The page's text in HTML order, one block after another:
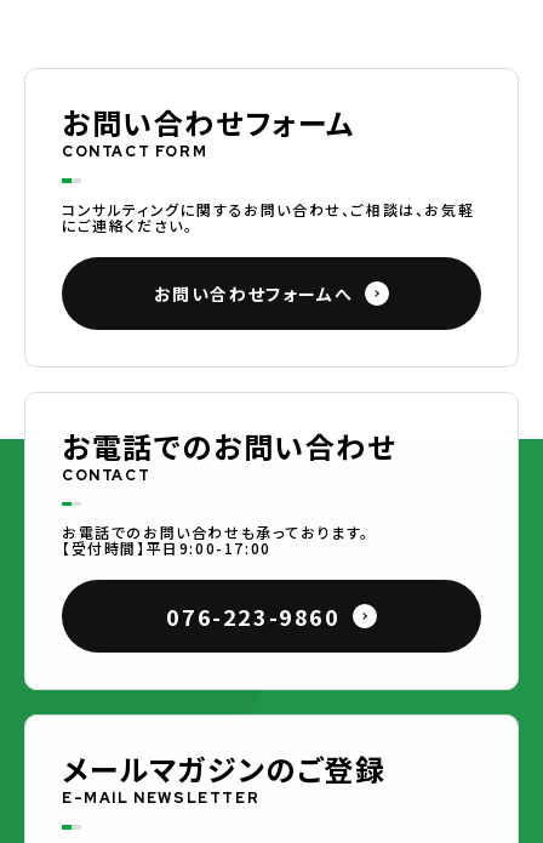
お問い合わせフォーム
CONTACT FORM
コンサルティングに関するお問い合わせ、ご相談は、お気軽
にご連絡ください。
お問い合わせフォームへ
お電話でのお問い合わせ
CONTACT
お電話でのお問い合わせも承っております。
【受付時間】平日9:00-17:00
076-223-9860
メールマガジンのご登録
E-MAIL NEWSLETTER